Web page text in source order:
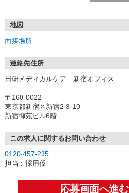
地図
面接場所
連絡先住所
日研メディカルケア 新宿オフィス
〒160-0022
東京都新宿区新宿2-3-10
新宿御苑ビル6階
この求人に関するお問い合わせ
0120-457-235
担当：採用係
応募画面へ進む